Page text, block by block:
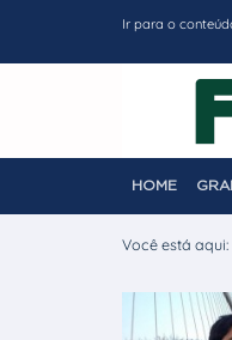
Ir para o
HOME
Você está aqui: